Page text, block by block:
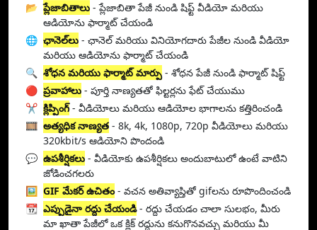
📂 ప్లేజాబితాలు - ప్లేజాబితా పేజీ నుండి షిఫ్ట్ వీడియో మరియు
ఆడియోను ఫార్మాట్ చేయండి
🌐 ఛానెల్‌లు - ఛానెల్ మరియు వినియోగదారు పేజీల నుండి వీడియో
మరియు ఆడియోను ఫార్మాట్ చేయండి
🔍 శోధన మరియు ఫార్మాట్ మార్పు - శోధన పేజీ నుండి ఫార్మాట్ షిఫ్ట్
🔴 ప్రవాహాలు - పూర్తి నాణ్యతతో ఫిల్టర్లను ఫేట్ చేయుము
✂️ క్లిప్పింగ్- వీడియోలు మరియు ఆడియోల భాగాలను కత్తిరించండి
🎞️ అత్యధిక నాణ్యత - 8k, 4k, 1080p, 720p వీడియోలు మరియు
320kbit/s ఆడియోని పొందండి
💬 ఉపశీర్షికలు - వీడియోకు ఉపశీర్షికలు అందుబాటులో ఉంటే వాటిని
జోడించగలరు
🖼️ GIF మేకర్ ఉచితం- వచన అతివ్యాప్తితో gifలను రూపొందించండి
📆 ఎప్పుడైనా రద్దు చేయండి- రద్దు చేయడం చాలా సులభం, మీరు
మా ఖాతా పేజీలో ఒక క్లిక్ రద్దును కనుగొనవచ్చు మరియు మీ